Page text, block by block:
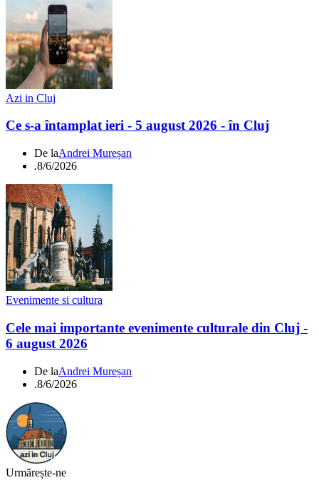
Azi in Cluj
Ce s-a întamplat ieri - 5 august 2026 - în Cluj
De laAndrei Mureșan
.8/6/2026
Evenimente si cultura
Cele mai importante evenimente culturale din Cluj -
6 august 2026
De laAndrei Mureșan
.8/6/2026
Urmărește-ne